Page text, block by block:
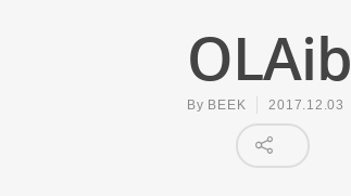
By BEEK 2017.12.03